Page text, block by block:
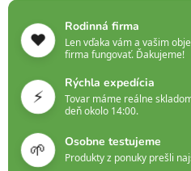
❤️
Rodinná firma
Len vďaka vám a vašim
firma fungovať. Ďakujeme!
⚡
Rýchla expedícia
Tovar máme reálne
deň okolo 14:00.
🌱 Osobne testujeme
Produkty z ponuky prešli